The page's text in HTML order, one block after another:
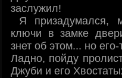
заслужил!
Я призадумался,
ключи в замке
знет об этом... но
Ладно, пойду
Джуби и его